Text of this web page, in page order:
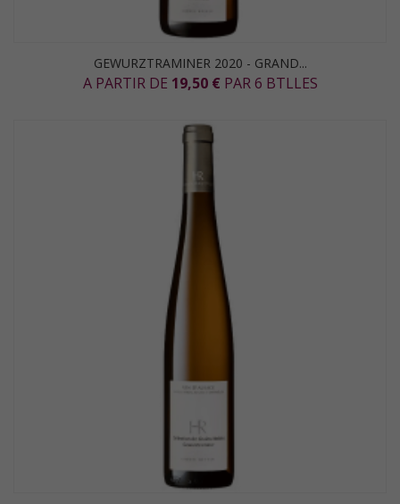
GEWURZTRAMINER 2020 - GRAND...
A PARTIR DE 19,50 € PAR 6 BTLLES